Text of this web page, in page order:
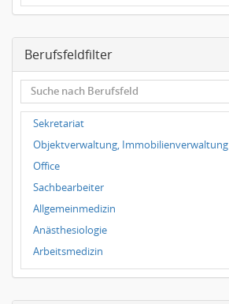
Magdeburg
Dortmund
Wuppertal
Hallbergmoos
Würzburg
Grünwald
Ulm
Bielefeld
Hannover
Duisburg
Berufsfeldfilter
Sekretariat
Objektverwaltung, Immobilienverwaltung
Office
Sachbearbeiter
Allgemeinmedizin
Anästhesiologie
Arbeitsmedizin
Augenheilkunde